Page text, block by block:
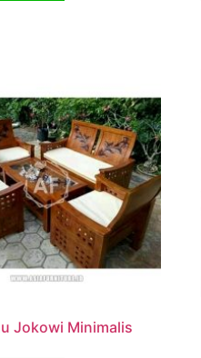
Jokowi Minimalis